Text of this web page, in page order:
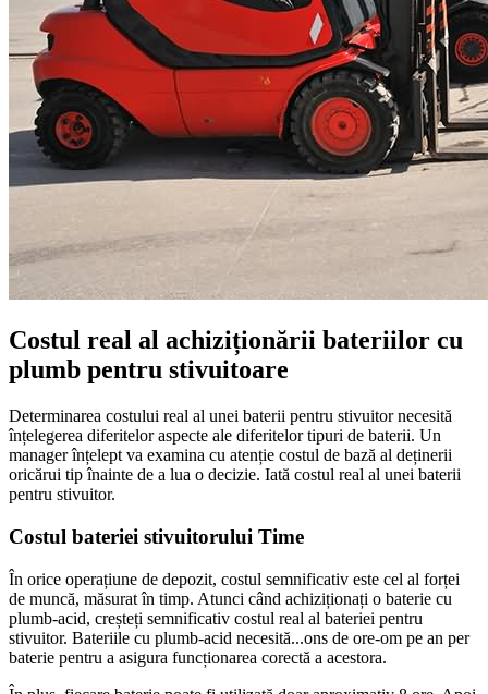
Costul real al achiziționării bateriilor cu
plumb pentru stivuitoare
Determinarea costului real al unei baterii pentru stivuitor necesită
înțelegerea diferitelor aspecte ale diferitelor tipuri de baterii. Un
manager înțelept va examina cu atenție costul de bază al deținerii
oricărui tip înainte de a lua o decizie. Iată costul real al unei baterii
pentru stivuitor.
Costul bateriei stivuitorului Time
În orice operațiune de depozit, costul semnificativ este cel al forței
de muncă, măsurat în timp. Atunci când achiziționați o baterie cu
plumb-acid, creșteți semnificativ costul real al bateriei pentru
stivuitor. Bateriile cu plumb-acid necesită...ons de ore-om pe an per
baterie pentru a asigura funcționarea corectă a acestora.